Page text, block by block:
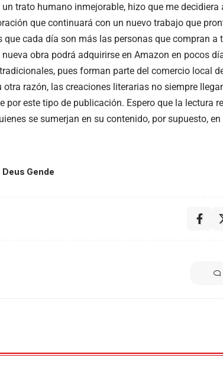
trato humano inmejorable, hizo que me
que continuará con un nuevo trabajo que
que cada día son más las personas que compran a
obra podrá adquirirse en Amazon en pocos
pues forman parte del comercio local
otra razón, las creaciones literarias no siempre
por este tipo de publicación. Espero que la lectura
se sumerjan en su contenido, por supuesto, en
Gende